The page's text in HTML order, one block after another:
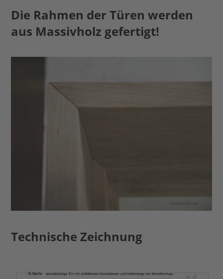
Die Rahmen der Türen werden
aus Massivholz gefertigt!
Technische Zeichnung